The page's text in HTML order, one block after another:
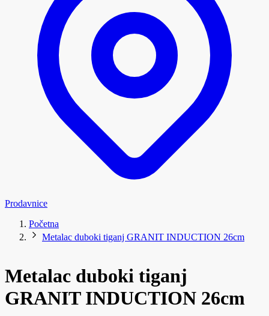
Prodavnice
Početna
Metalac duboki tiganj GRANIT INDUCTION 26cm
Metalac duboki tiganj
GRANIT INDUCTION 26cm